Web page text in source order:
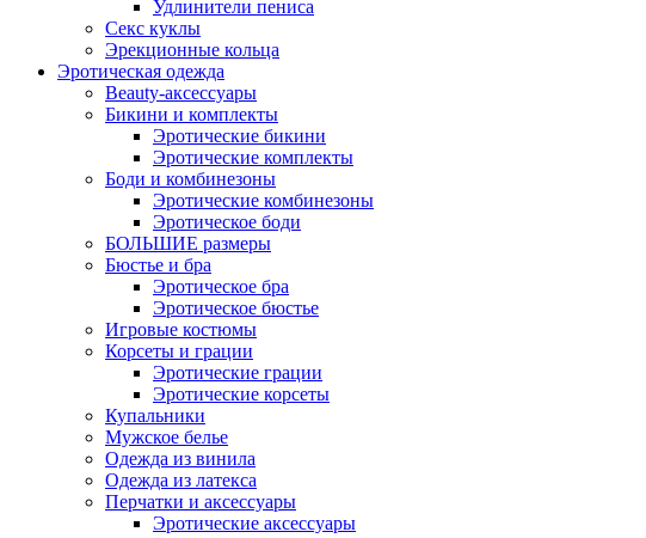
Удлинители пениса
Секс куклы
Эрекционные кольца
Эротическая одежда
Beauty-аксессуары
Бикини и комплекты
Эротические бикини
Эротические комплекты
Боди и комбинезоны
Эротические комбинезоны
Эротическое боди
БОЛЬШИЕ размеры
Бюстье и бра
Эротическое бра
Эротическое бюстье
Игровые костюмы
Корсеты и грации
Эротические грации
Эротические корсеты
Купальники
Мужское белье
Одежда из винила
Одежда из латекса
Перчатки и аксессуары
Эротические аксессуары